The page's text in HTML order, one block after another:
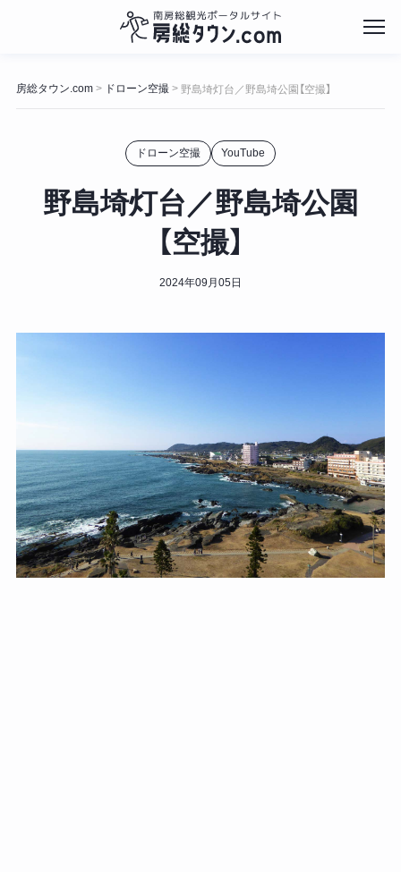
ン
テ
房総タウン.com> ドローン空撮> 野島埼灯台／野島埼公園【空撮】
ドローン空撮 YouTube
野島埼灯台／野島埼公園
【空撮】
2024年09月05日